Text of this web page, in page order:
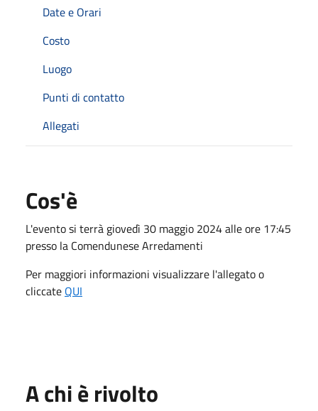
Date e Orari
Costo
Luogo
Punti di contatto
Allegati
Cos'è
L'evento si terrà giovedì 30 maggio 2024 alle ore 17:45
presso la Comendunese Arredamenti
Per maggiori informazioni visualizzare l'allegato o
cliccate QUI
A chi è rivolto